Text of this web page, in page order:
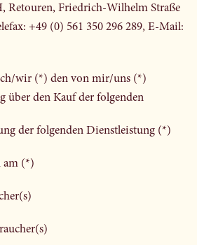
Retouren, Friedrich-Wilhelm Straße
+49 (0) 561 350 296 289, E-Mail:
wir (*) den von mir/uns (*)
über den Kauf der folgenden
der folgenden Dienstleistung (*)
am (*)